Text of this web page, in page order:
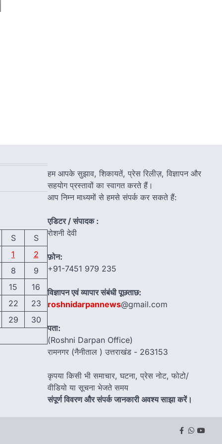
S
S
1
2
8
9
15
16
22
23
29
30
हम आपके सुझाव, शिकायतें, प्रेस रिलीज़, विज्ञापन और
सहयोग प्रस्तावों का स्वागत करते हैं।
आप निम्न माध्यमों से हमसे संपर्क कर सकते हैं:
एडिटर / संपादक :
रोशनी देवी
फ़ोन:
+91-7451 979 235
विज्ञापन एवं व्यापार संबंधी पूछताछ:
roshnidarpannews@gmail.com
पता:
(Roshni Darpan Office)
रामनगर (नैनीताल ) उत्तराखंड - 263153
कृपया किसी भी समाचार, घटना, प्रेस नोट, फोटो/
वीडियो या सूचना भेजते समय
संपूर्ण विवरण और संपर्क जानकारी अवश्य साझा करें।
Facebook